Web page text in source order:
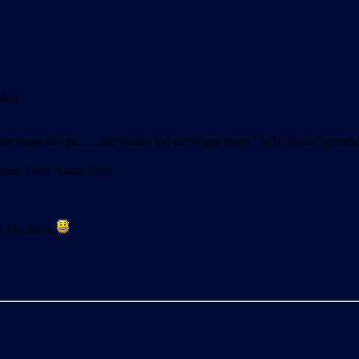
hängt ab+zu.......hat vorhin bei mir sogar einen "SQL-Error"
Gute Nacht @all !
bis dahin